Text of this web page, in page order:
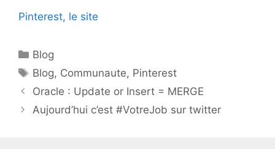
Pinterest, le site
Catégories
Blog
Étiquettes
Blog, Communaute, Pinterest
Oracle : Update or Insert = MERGE
Aujourd’hui c’est #VotreJob sur twitter